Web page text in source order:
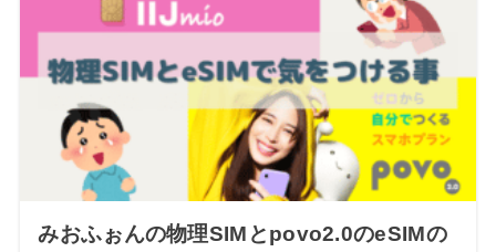
みおふぉんの物理SIMとpovo2.0のeSIMの